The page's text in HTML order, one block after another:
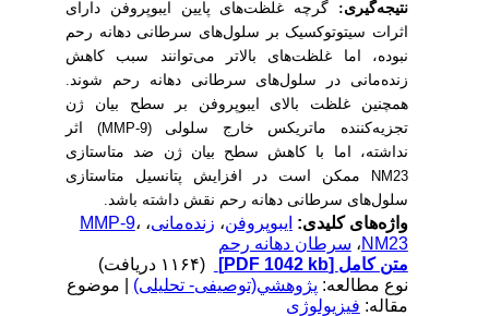
نتیجه‌گیری:گرچه غلظت‌های پایین ایبوپروفن دارای
اثرات سیتوتوکسیک بر سلول‌های سرطانی دهانه رحم
نبوده، اما غلظت‌های بالاتر می‌توانند سبب کاهش
زنده‌مانی در سلول‌های سرطانی دهانه رحم شوند.
همچنین غلظت بالای ایبوپروفن بر سطح بیان ژن
تجزیه‌کننده ماتریکس خارج سلولی (MMP-9)اثر
نداشته، اما با کاهش سطح بیان ژن ضد متاستازی
NM23ممکن است در افزایش پتانسیل متاستازی
سلول‌های سرطانی دهانه رحم نقش داشته باشد.
واژه‌های کلیدی:ایبوپروفن،زنده‌مانی، MMP-9،
NM23 ،سرطان دهانه رحم
متن کامل[PDF 1042 kb]
نوع مطالعه:پژوهشي(توصیفی- تحلیلی) | موضوع
مقاله:فیزیولوژی